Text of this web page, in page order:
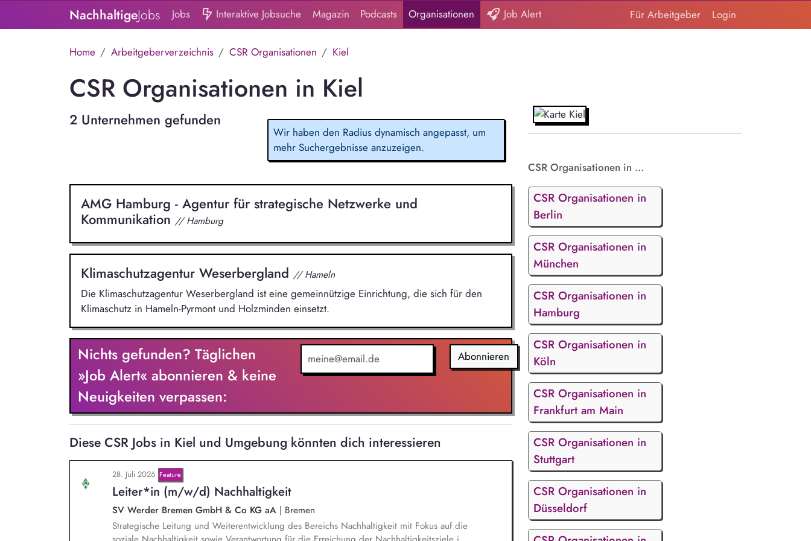
NachhaltigeJobs Jobs Interaktive Jobsuche Magazin Podcasts Organisationen Job Alert Für Arbeitgeber Login
Home Arbeitgeberverzeichnis CSR Organisationen Kiel
CSR Organisationen in Kiel
2 Unternehmen gefunden
Wir haben den Radius dynamisch angepasst, um
mehr Suchergebnisse anzuzeigen.
AMG Hamburg - Agentur für strategische Netzwerke und
Kommunikation // Hamburg
Klimaschutzagentur Weserbergland // Hameln
Die Klimaschutzagentur Weserbergland ist eine gemeinnützige Einrichtung, die sich für den
Klimaschutz in Hameln-Pyrmont und Holzminden einsetzt.
Nichts gefunden? Täglichen
»Job Alert« abonnieren & keine
Neuigkeiten verpassen:
Abonnieren
Diese CSR Jobs in Kiel und Umgebung könnten dich interessieren
28. Juli 2026 Feature
Leiter*in (m/w/d) Nachhaltigkeit
SV Werder Bremen GmbH & Co KG aA | Bremen
Strategische Leitung und Weiterentwicklung des Bereichs Nachhaltigkeit mit Fokus auf die
CSR Organisationen in ...
CSR Organisationen in
Berlin
CSR Organisationen in
München
CSR Organisationen in
Hamburg
CSR Organisationen in
Köln
CSR Organisationen in
Frankfurt am Main
CSR Organisationen in
Stuttgart
CSR Organisationen in
Düsseldorf